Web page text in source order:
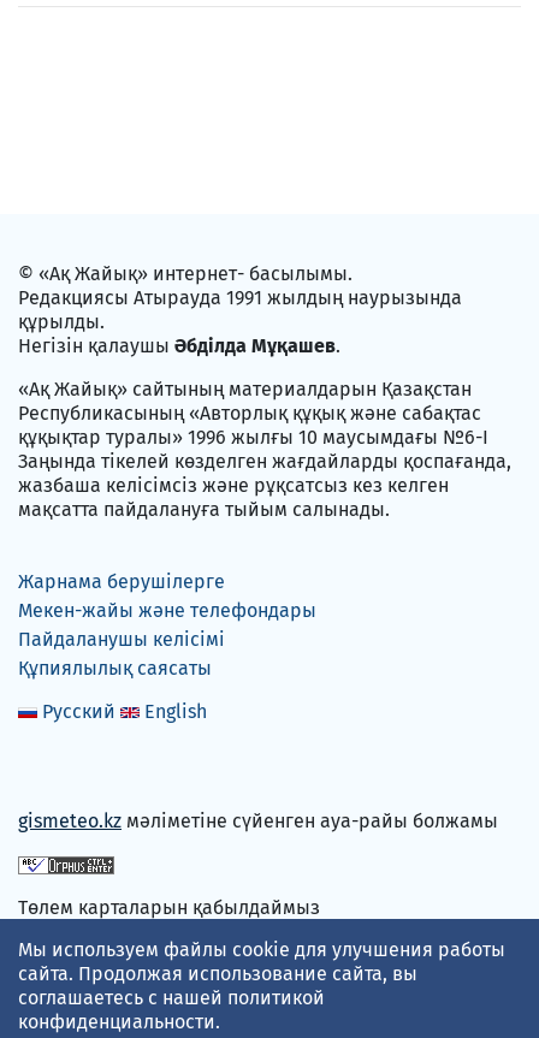
© «Ақ Жайық» интернет- басылымы.
Редакциясы Атырауда 1991 жылдың наурызында
құрылды.
Негізін қалаушы Әбділда Мұқашев.
«Ақ Жайық» сайтының материалдарын Қазақстан
Республикасының «Авторлық құқық және сабақтас
құқықтар туралы» 1996 жылғы 10 маусымдағы №6-I
Заңында тікелей көзделген жағдайларды қоспағанда,
жазбаша келісімсіз және рұқсатсыз кез келген
мақсатта пайдалануға тыйым салынады.
Жарнама берушілерге
Мекен-жайы және телефондары
Пайдаланушы келісімі
Құпиялылық саясаты
Русский
English
gismeteo.kz мәліметіне сүйенген ауа-райы болжамы
Төлем карталарын қабылдаймыз
Мы используем файлы cookie для улучшения работы
сайта. Продолжая использование сайта, вы
соглашаетесь с нашей политикой
конфиденциальности.